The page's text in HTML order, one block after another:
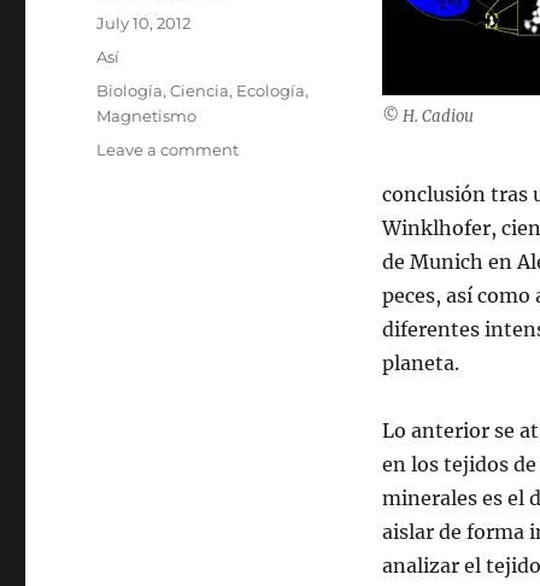
© H. Cadiou
conclusión tras
Winklhofer,
de Munich en
peces, así
diferentes
planeta.
Lo anterior se
en los tejidos
minerales es el
aislar de forma
analizar el
Posted
July 10, 2012
Categories
Así
Tags
Biología,Ciencia, Ecología,
Magnetismo
Leave a commenton